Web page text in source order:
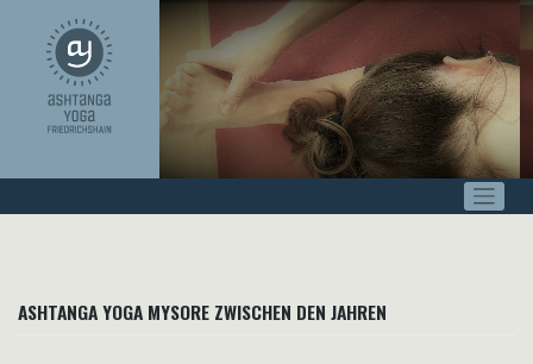
springen
ASHTANGA YOGA MYSORE ZWISCHEN DEN JAHREN